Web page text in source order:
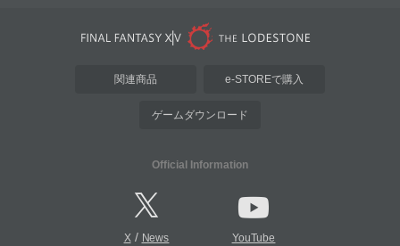
関連商品 e-STOREで購入
ゲームダウンロード
Official Information
X/ News YouTube